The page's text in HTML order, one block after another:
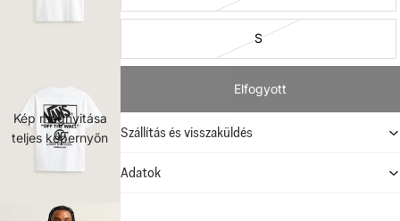
Kép megnyitása
teljes képernyőn
S
Elfogyott
Szállítás és visszaküldés
Adatok